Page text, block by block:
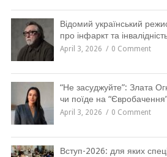
Відомий український
про інфаркт та
April 3, 2026 0 Comment
“Не засуджуйте”: Злата
чи поїде на
April 3, 2026 0 Comment
Вступ-2026: для яких